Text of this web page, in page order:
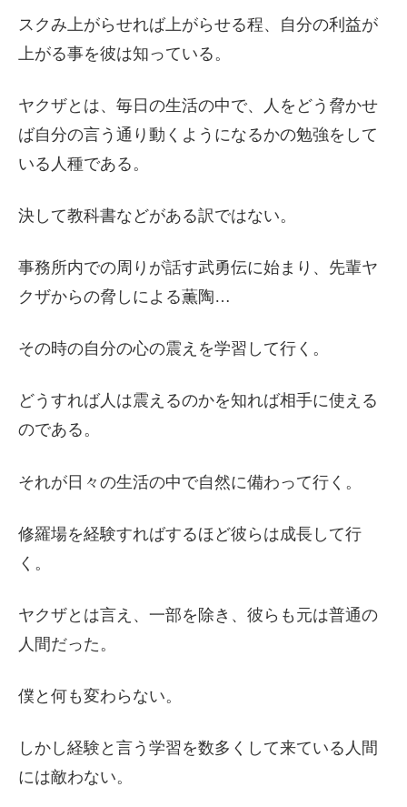
スクみ上がらせれば上がらせる程、自分の利益が
上がる事を彼は知っている。
ヤクザとは、毎日の生活の中で、人をどう脅かせ
ば自分の言う通り動くようになるかの勉強をして
いる人種である。
決して教科書などがある訳ではない。
事務所内での周りが話す武勇伝に始まり、先輩ヤ
クザからの脅しによる薫陶…
その時の自分の心の震えを学習して行く。
どうすれば人は震えるのかを知れば相手に使える
のである。
それが日々の生活の中で自然に備わって行く。
修羅場を経験すればするほど彼らは成長して行
く。
ヤクザとは言え、一部を除き、彼らも元は普通の
人間だった。
僕と何も変わらない。
しかし経験と言う学習を数多くして来ている人間
には敵わない。